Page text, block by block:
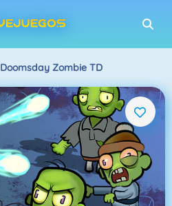
Doomsday Zombie TD